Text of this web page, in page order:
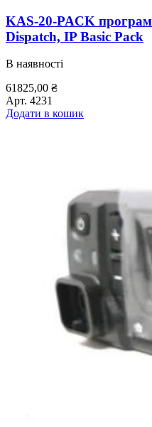
KAS-20-PACK
Dispatch, IP Basic Pack
В наявності
61825,00 ₴
Арт. 4231
Додати в кошик